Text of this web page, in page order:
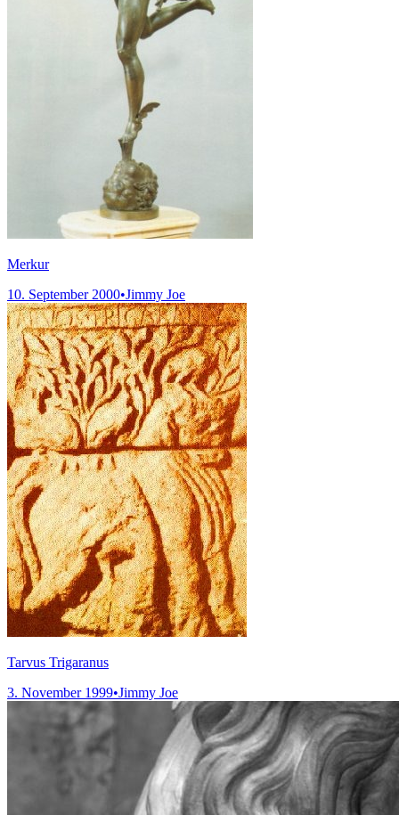
Merkur
10. September 2000•Jimmy Joe
Tarvus Trigaranus
3. November 1999•Jimmy Joe